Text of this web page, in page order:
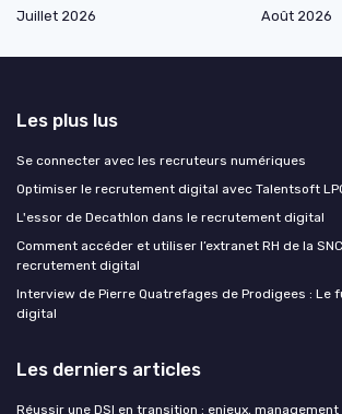
Juillet 2026
Août 2026
Les plus lus
Se connecter avec les recruteurs numériques
Optimiser le recrutement digital avec Talentsoft
L'essor de Decathlon dans le recrutement digital
Comment accéder et utiliser l’extranet RH de la
recrutement digital
Interview de Pierre Quatrefages de Prodigees : Le
digital
Les derniers articles
Réussir une DSI en transition : enjeux,